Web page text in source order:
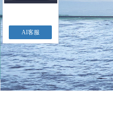
AI客服